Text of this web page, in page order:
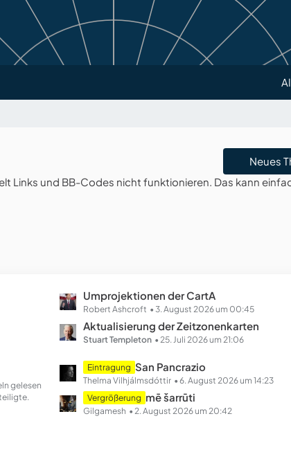
Neues
Links und BB-Codes nicht funktionieren. Das kann
L
e
t
z
e
Umprojektionen der CartA
Robert Ashcroft 3. August 2026 um 00:45
Aktualisierung der Zeitzonenkarten
Stuart Templeton 25. Juli 2026 um 21:06
gelesen
L
e
t
z
Eintragung San Pancrazio
Thelma Vilhjálmsdóttir
6. August 2026 um 14:23
Vergrößerung mē šarrūti
Gilgamesh 2. August 2026 um 20:42